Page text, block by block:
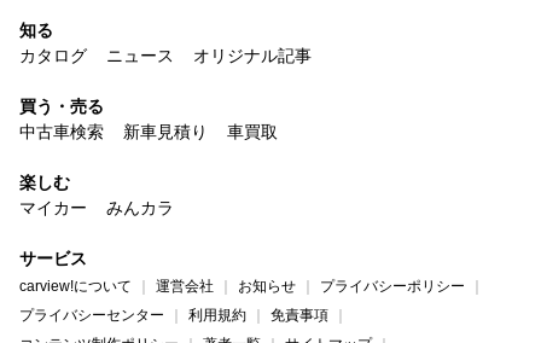
知る
カタログ
ニュース オリジナル記事
買う・売る
中古車検索
新車見積り 車買取
楽しむ
マイカー
みんカラ
サービス
carview!について 運営会社 お知らせ
プライバシーポリシー
プライバシーセンター
利用規約
免責事項